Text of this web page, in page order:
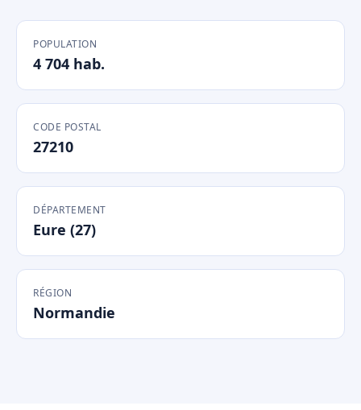
POPULATION
4 704 hab.
CODE POSTAL
27210
DÉPARTEMENT
Eure (27)
RÉGION
Normandie